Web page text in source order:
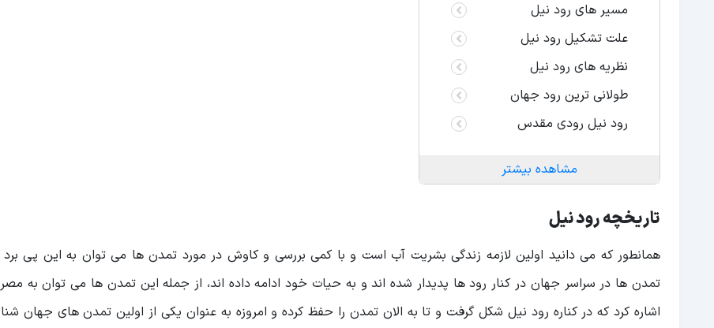
مسیر های رود نیل
علت تشکیل رود نیل
نظریه های رود نیل
طولانی ترین رود جهان
رود نیل رودی مقدس
مشاهده بیشتر
تاریخچه رود نیل
همانطور که می دانید اولین لازمه زندگی بشریت آب است و با کمی بررسی و کاوش در مورد تمدن ها می توان به این پی برد
تمدن ها در سراسر جهان در کنار رود ها پدیدار شده اند و به حیات خود ادامه داده اند، از جمله این تمدن ها می توان به
اشاره کرد که در کناره رود نیل شکل گرفت و تا به الان تمدن را حفظ کرده و امروزه به عنوان یکی از اولین تمدن های جهان